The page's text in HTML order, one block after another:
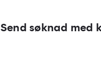
Send søknad